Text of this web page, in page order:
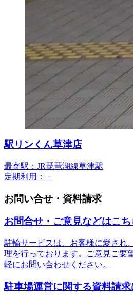
駅リンくん草津店
最寄駅：JR琵琶湖線草津駅
定期利用：－
お問い合せ・資料請求
お問合せ・ご意見などはこち
駐輪サービスは、お客様に愛され
理を行っております。ご意見ご要
軽にお問い合わせください。
駐車場運営に関する資料請求